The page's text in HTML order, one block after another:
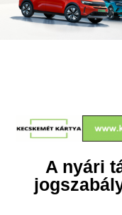
A nyári